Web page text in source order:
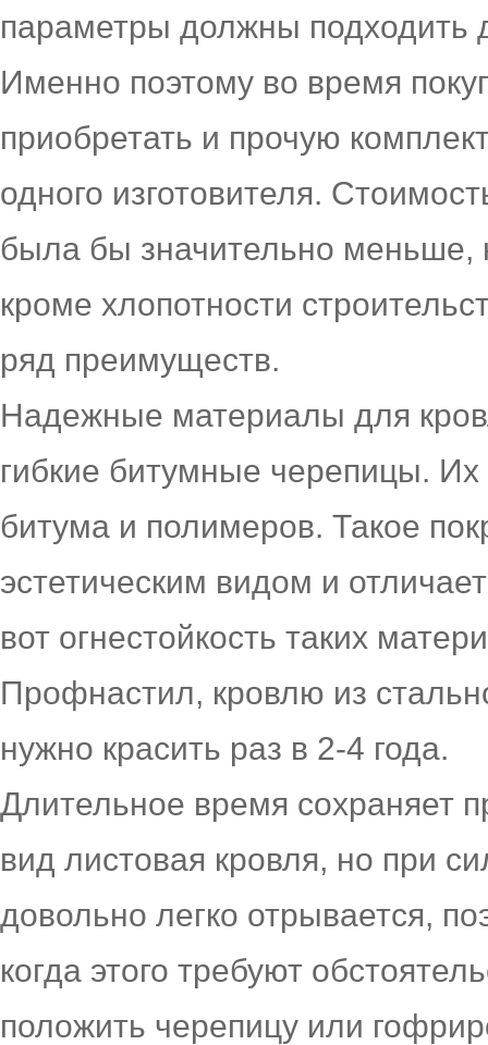
параметры должны подходить
Именно поэтому во время
приобретать и прочую
одного изготовителя.
была бы значительно меньше,
кроме хлопотности
ряд преимуществ.
Надежные материалы для
гибкие битумные черепицы. Их
битума и полимеров. Такое
эстетическим видом и
вот огнестойкость таких
Профнастил, кровлю из
нужно красить раз в 2-4 года.
Длительное время сохраняет
вид листовая кровля, но при
довольно легко отрывается,
когда этого требуют
положить черепицу или